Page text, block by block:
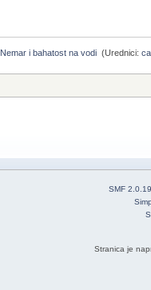
Nemar i bahatost na vodi (Urednici:
SMF 2.0.19
Stranica je